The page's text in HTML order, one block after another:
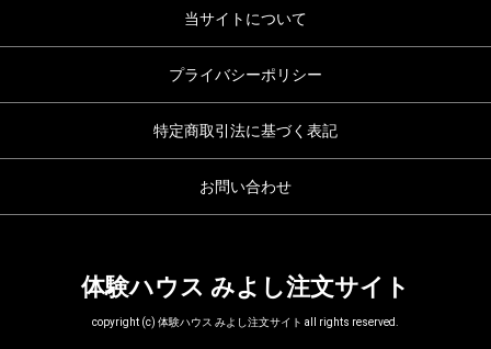
当サイトについて
プライバシーポリシー
特定商取引法に基づく表記
お問い合わせ
体験ハウス みよし注文サイト
copyright (c) 体験ハウス みよし注文サイト all rights reserved.